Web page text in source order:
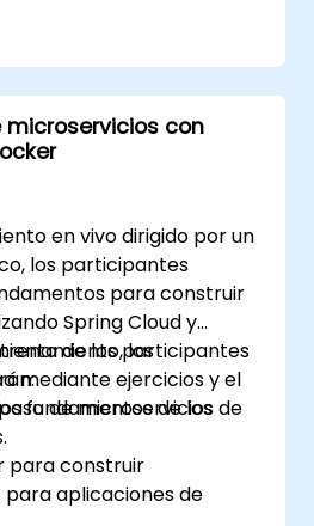
Streams para el
de datos en tiempo real.
a fallos y la
aplicaciones Kafka.
con
en vivo dirigido por un
los participantes
para construir
Spring Cloud y
de los participantes
mediante ejercicios y el
de microservicios de
los
fundamentos de los
para construir
aplicaciones de